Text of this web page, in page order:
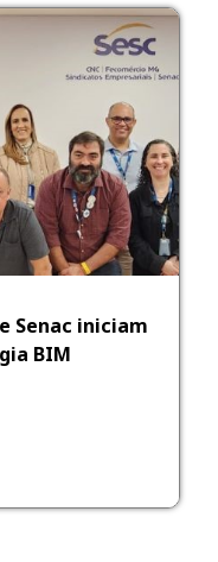
Senac iniciam
BIM